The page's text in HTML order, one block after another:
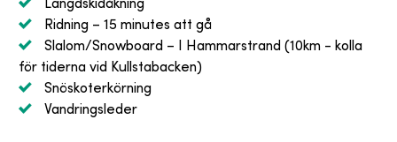
Längdskidåkning
Ridning – 15 minutes att gå
Slalom/Snowboard – I Hammarstrand (10km - kolla
för tiderna vid Kullstabacken)
Snöskoterkörning
Vandringsleder